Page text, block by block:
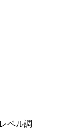
ベル調